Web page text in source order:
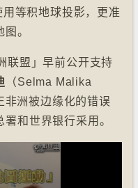
等积地球投影，更准
。
联盟」早前公开支持
（Selma Malika
非洲被边缘化的错误
和世界银行采用。